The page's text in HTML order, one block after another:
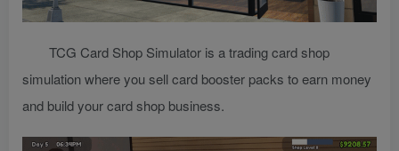
TCG Card Shop Simulator is a trading card shop
simulation where you sell card booster packs to earn money
and build your card shop business.